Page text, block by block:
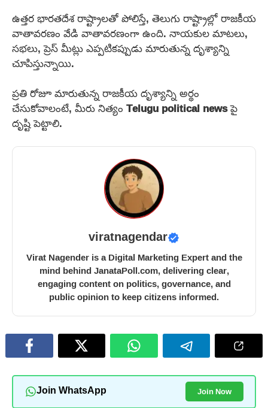
ఉత్తర భారతదేశ రాష్ట్రాలతో పోలిస్తే, తెలుగు రాష్ట్రాల్లో రాజకీయ
వాతావరణం వేడి వాతావరణంగా ఉంది. నాయకుల మాటలు,
సభలు, ప్రెస్ మీట్లు ఎప్పటికప్పుడు మారుతున్న దృశ్యాన్ని
చూపిస్తున్నాయి.
ప్రతి రోజూ మారుతున్న రాజకీయ దృశ్యాన్ని అర్థం
చేసుకోవాలంటే, మీరు నిత్యంTelugu political newsపై
దృష్టి పెట్టాలి.
viratnagendar
Virat Nagender is a Digital Marketing Expert and the
mind behind JanataPoll.com, delivering clear,
engaging content on politics, governance, and
public opinion to keep citizens informed.
Join WhatsApp Join Now